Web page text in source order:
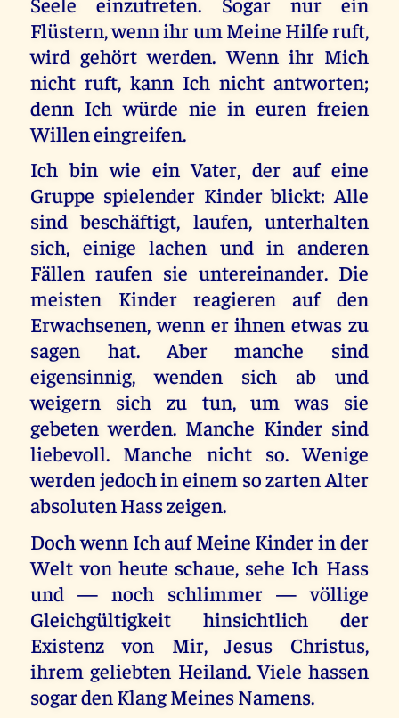
Flüstern, wenn ihr um Meine Hilfe ruft,
wird gehört werden. Wenn ihr Mich
nicht ruft, kann Ich nicht antworten;
denn Ich würde nie in euren freien
Willen eingreifen.
Ich bin wie ein Vater, der auf eine
Gruppe spielender Kinder blickt: Alle
sind beschäftigt, laufen, unterhalten
sich, einige lachen und in anderen
Fällen raufen sie untereinander. Die
meisten Kinder reagieren auf den
Erwachsenen, wenn er ihnen etwas zu
sagen hat. Aber manche sind
eigensinnig, wenden sich ab und
weigern sich zu tun, um was sie
gebeten werden. Manche Kinder sind
liebevoll. Manche nicht so. Wenige
werden jedoch in einem so zarten Alter
absoluten Hass zeigen.
Doch wenn Ich auf Meine Kinder in der
Welt von heute schaue, sehe Ich Hass
und — noch schlimmer — völlige
Gleichgültigkeit hinsichtlich der
Existenz von Mir, Jesus Christus,
ihrem geliebten Heiland. Viele hassen
sogar den Klang Meines Namens.